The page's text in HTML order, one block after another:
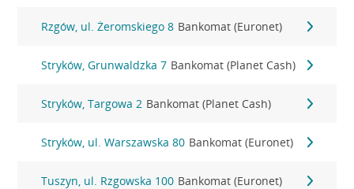
Rzgów, ul. Żeromskiego 8 Bankomat (Euronet)
Stryków, Grunwaldzka 7 Bankomat (Planet Cash)
Stryków, Targowa 2 Bankomat (Planet Cash)
Stryków, ul. Warszawska 80 Bankomat (Euronet)
Tuszyn, ul. Rzgowska 100 Bankomat (Euronet)